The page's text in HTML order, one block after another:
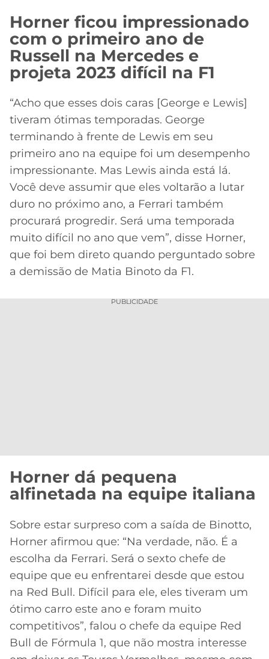
Horner ficou impressionado
com o primeiro ano de
Russell na Mercedes e
projeta 2023 difícil na F1
“Acho que esses dois caras [George e Lewis]
tiveram ótimas temporadas. George
terminando à frente de Lewis em seu
primeiro ano na equipe foi um desempenho
impressionante. Mas Lewis ainda está lá.
Você deve assumir que eles voltarão a lutar
duro no próximo ano, a Ferrari também
procurará progredir. Será uma temporada
muito difícil no ano que vem”, disse Horner,
que foi bem direto quando perguntado sobre
a demissão de Matia Binoto da F1.
PUBLICIDADE
Horner dá pequena
alfinetada na equipe italiana
Sobre estar surpreso com a saída de Binotto,
Horner afirmou que: “Na verdade, não. É a
escolha da Ferrari. Será o sexto chefe de
equipe que eu enfrentarei desde que estou
na Red Bull. Difícil para ele, eles tiveram um
ótimo carro este ano e foram muito
competitivos”, falou o chefe da equipe Red
Bull de Fórmula 1, que não mostra interesse